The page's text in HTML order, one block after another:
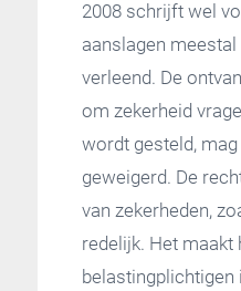
2008 schrijft wel
aanslagen
verleend. De
om zekerheid
wordt gesteld,
geweigerd. De
van zekerheden,
redelijk. Het maakt
belastingplichtigen